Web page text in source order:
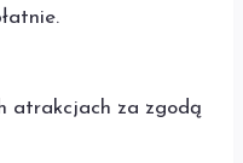
atrakcjach za zgodą